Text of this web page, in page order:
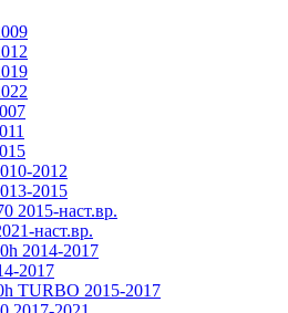
2012
2015
2015-наст.вр.
наст.вр.
2014-2017
2017
TURBO 2015-2017